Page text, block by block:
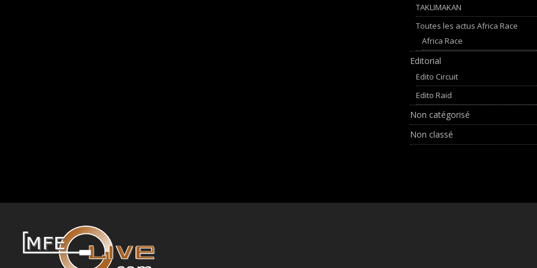
TAKLIMAKAN
Toutes les actus Africa Race
Africa Race
Editorial
Edito Circuit
Edito Raid
Non catégorisé
Non classé